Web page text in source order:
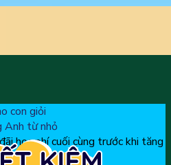
trong tiếng Anh chuẩn
lớp 1 học kì 2 kèm đáp
con giỏi
Anh từ nhỏ
học phí cuối cùng trước khi tăng
150k/tháng